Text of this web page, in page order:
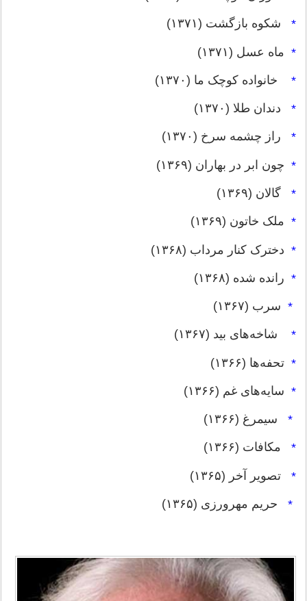
* شکوه بازگشت (۱۳۷۱)
* ماه عسل (۱۳۷۱)
* خانواده کوچک ما (۱۳۷۰)
* دندان طلا (۱۳۷۰)
* راز چشمه سرخ (۱۳۷۰)
* چون ابر در بهاران (۱۳۶۹)
* گالان (۱۳۶۹)
* ملک خاتون (۱۳۶۹)
* دخترک کنار مرداب (۱۳۶۸)
* رانده شده (۱۳۶۸)
* سرب (۱۳۶۷)
* شاخه‌های بید (۱۳۶۷)
* تحفه‌ها (۱۳۶۶)
* سایه‌های غم (۱۳۶۶)
* سیمرغ (۱۳۶۶)
* مکافات (۱۳۶۶)
* تصویر آخر (۱۳۶۵)
* حریم مهرورزی (۱۳۶۵)